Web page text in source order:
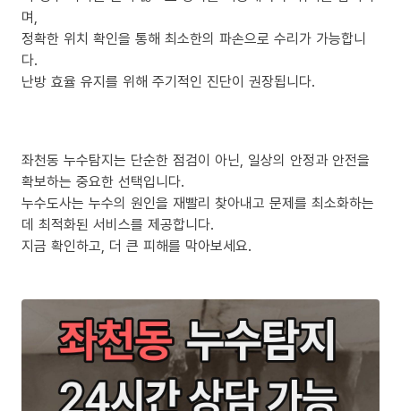
며,
정확한 위치 확인을 통해 최소한의 파손으로 수리가 가능합니
다.
난방 효율 유지를 위해 주기적인 진단이 권장됩니다.
좌천동 누수탐지는 단순한 점검이 아닌, 일상의 안정과 안전을
확보하는 중요한 선택입니다.
누수도사는 누수의 원인을 재빨리 찾아내고 문제를 최소화하는
데 최적화된 서비스를 제공합니다.
지금 확인하고, 더 큰 피해를 막아보세요.